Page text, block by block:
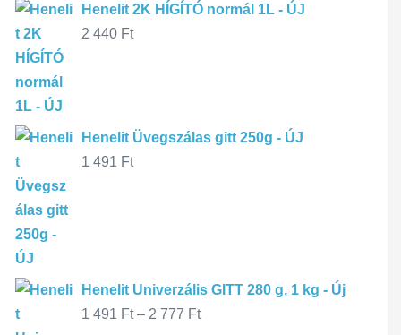
Henelit 2K HÍGÍTÓ normál 1L - ÚJ
2 440 Ft
Henelit Üvegszálas gitt 250g - ÚJ
1 491 Ft
Henelit Univerzális GITT 280 g, 1 kg - Új
1 491 Ft – 2 777 Ft